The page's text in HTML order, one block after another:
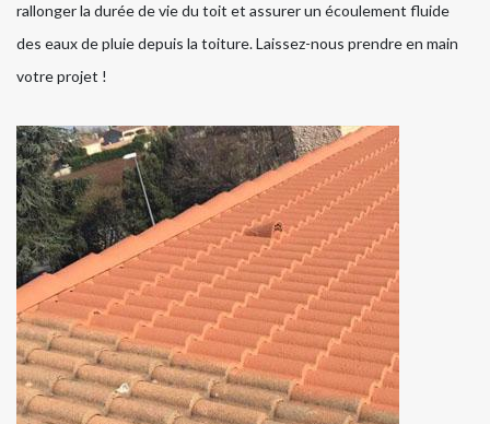
rallonger la durée de vie du toit et assurer un écoulement fluide
des eaux de pluie depuis la toiture. Laissez-nous prendre en main
votre projet !